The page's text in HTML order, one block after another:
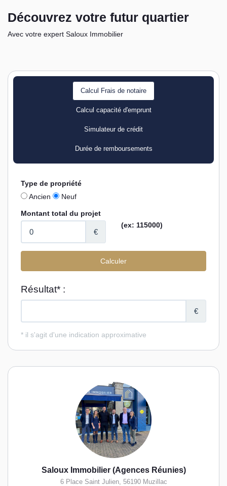
Découvrez votre futur quartier
Avec votre expert Saloux Immobilier
Calcul Frais de notaire
Calcul capacité d'emprunt
Simulateur de crédit
Durée de remboursements
Saloux Immobilier (Agences Réunies)
6 Place Saint Julien, 56190 Muzillac